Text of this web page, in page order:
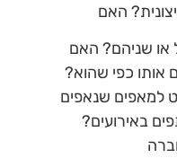
האם
או שניהם? האם
אותו כפי שהוא?
למאפים שנאפים
באירועים?